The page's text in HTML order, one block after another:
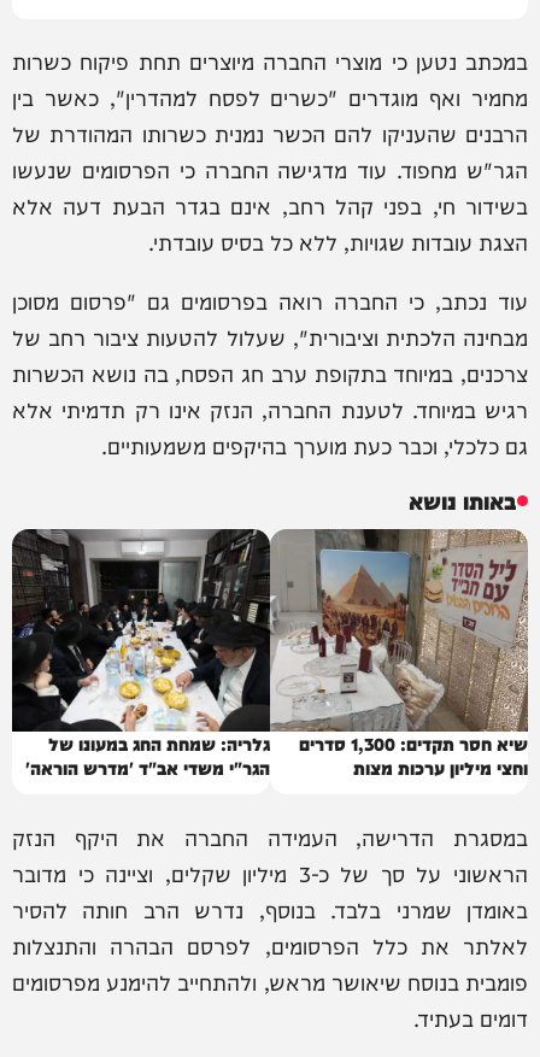
במכתב נטען כי מוצרי החברה מיוצרים תחת פיקוח כשרות
מחמיר ואף מוגדרים "כשרים לפסח למהדרין", כאשר בין
הרבנים שהעניקו להם הכשר נמנית כשרותו המהודרת של
הגר"ש מחפוד. עוד מדגישה החברה כי הפרסומים שנעשו
בשידור חי, בפני קהל רחב, אינם בגדר הבעת דעה אלא
הצגת עובדות שגויות, ללא כל בסיס עובדתי.
עוד נכתב, כי החברה רואה בפרסומים גם "פרסום מסוכן
מבחינה הלכתית וציבורית", שעלול להטעות ציבור רחב של
צרכנים, במיוחד בתקופת ערב חג הפסח, בה נושא הכשרות
רגיש במיוחד. לטענת החברה, הנזק אינו רק תדמיתי אלא
גם כלכלי, וכבר כעת מוערך בהיקפים משמעותיים.
באותו נושא
שיא חסר תקדים: 1,300 סדרים
וחצי מיליון ערכות מצות
גלריה: שמחת החג במעונו של
הגר"י משדי אב"ד 'מדרש הוראה'
במסגרת הדרישה, העמידה החברה את היקף הנזק
הראשוני על סך של כ-3 מיליון שקלים, וציינה כי מדובר
באומדן שמרני בלבד. בנוסף, נדרש הרב חותה להסיר
לאלתר את כלל הפרסומים, לפרסם הבהרה והתנצלות
פומבית בנוסח שיאושר מראש, ולהתחייב להימנע מפרסומים
דומים בעתיד.